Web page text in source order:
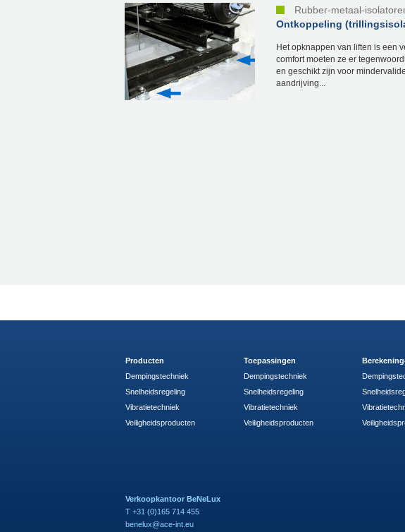
Rubber-metaal-
Ontkoppeling
Het opknappen van liften is een
comfort moeten ze er
en geschikt zijn voor
aandrijving...
Producten
Dempingstechniek
Snelheidsregeling
Vibratietechniek
Veiligheidsproducten
Toepassingen
Dempingstechniek
Snelheidsregeling
Vibratietechniek
Veiligheidsproducten
Verkoopkantoor BeNeLux
T +31 (0)165 714 455
benelux@ace-int.eu